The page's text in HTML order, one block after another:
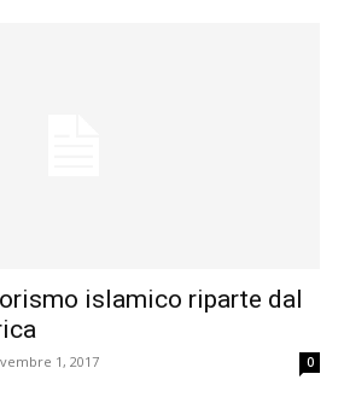
islamico riparte dal
1, 2017 0